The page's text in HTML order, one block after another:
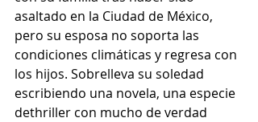
asaltado en la Ciudad de México,
pero su esposa no soporta las
condiciones climáticas y regresa con
los hijos. Sobrelleva su soledad
escribiendo una novela, una especie
dethriller con mucho de verdad